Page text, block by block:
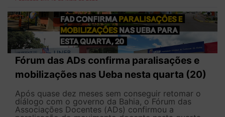
Fórum das ADs confirma paralisações e
mobilizações nas Ueba nesta quarta (20)
Após quase dez meses sem conseguir retomar o
diálogo com o governo da Bahia, o Fórum das
Associações Docentes (ADs) confirmou a